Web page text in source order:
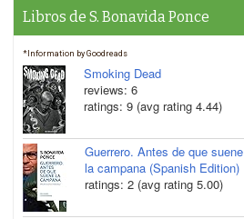
Libros de S. Bonavida Ponce
*Information by Goodreads
Smoking Dead
reviews: 6
ratings: 9 (avg rating 4.44)
Guerrero. Antes de que suene
la campana (Spanish Edition)
ratings: 2 (avg rating 5.00)